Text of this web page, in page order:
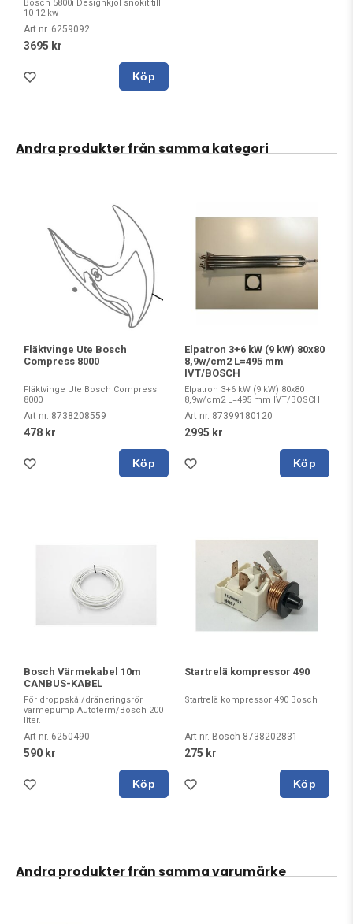
Bosch 5800i Designkjol snökit till
10-12 kw
Art nr. 6259092
3695 kr
Köp
Andra produkter från samma kategori
Fläktvinge Ute Bosch
Compress 8000
Fläktvinge Ute Bosch Compress
8000
Art nr. 8738208559
478 kr
Köp
Elpatron 3+6 kW (9 kW) 80x80
8,9w/cm2 L=495 mm
IVT/BOSCH
Elpatron 3+6 kW (9 kW) 80x80
8,9w/cm2 L=495 mm IVT/BOSCH
Art nr. 87399180120
2995 kr
Köp
Bosch Värmekabel 10m
CANBUS-KABEL
För droppskål/dräneringsrör
värmepump Autoterm/Bosch 200
liter.
Art nr. 6250490
590 kr
Köp
Startrelä kompressor 490
Startrelä kompressor 490 Bosch
Art nr. Bosch 8738202831
275 kr
Köp
Andra produkter från samma varumärke